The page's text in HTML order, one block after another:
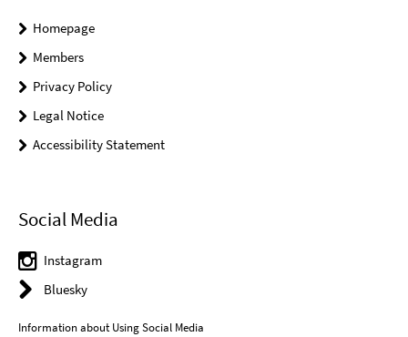
Homepage
Members
Privacy Policy
Legal Notice
Accessibility Statement
Social Media
Instagram
Bluesky
Information about Using Social Media